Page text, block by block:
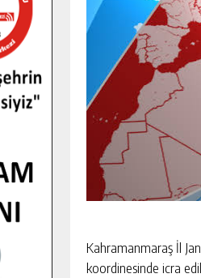
Kahramanmaraş İl
koordinesinde icra
YENI
KEŞFETTI.